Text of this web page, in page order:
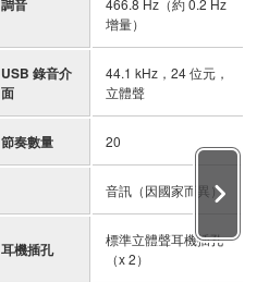
調音
增量）
USB 錄音介
面
44.1 kHz，24 位元，
立體聲
節奏數量 20
音訊（因國家而異）
耳機插孔
標準立體聲耳機插孔
（x 2）